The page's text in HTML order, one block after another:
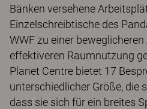
Bänken versehene
Einzelschreibtische des
WWF zu einer
effektiveren Raumnutzung
Planet Centre bietet 17
unterschiedlicher Größe, die
dass sie sich für ein breites